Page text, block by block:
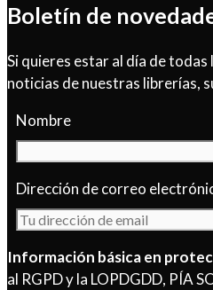
Boletín de
Si quieres estar al día de
noticias de nuestras librerías,
Nombre
Dirección de correo
Información básica en
al RGPD y la LOPDGDD, PÍA